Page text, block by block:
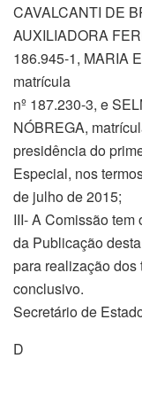
CAVALCANTI DE
AUXILIADORA
186.945-1, MARIA
matrícula
nº 187.230-3, e
NÓBREGA,
presidência do
Especial, nos
de julho de 2015;
III- A Comissão
da Publicação
para realização
conclusivo.
Secretário de
D